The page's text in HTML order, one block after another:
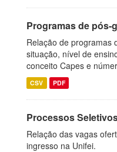
Programas de pós-
Relação de programas
situação, nível de
conceito Capes e
CSV PDF
Processos
Relação das vagas
ingresso na Unifei.